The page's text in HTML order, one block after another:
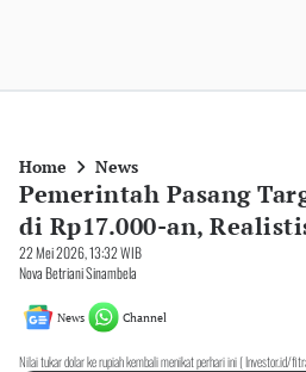
Home News
Pemerintah Pasang
di Rp17.000-an,
22 Mei 2026, 13:32 WIB
Nova Betriani Sinambela
News Channel
Nilai tukar dolar ke rupiah kembali menikat perhari ini ( Investor.id/